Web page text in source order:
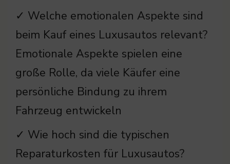
✓ Welche emotionalen Aspekte sind
beim Kauf eines Luxusautos relevant?
Emotionale Aspekte spielen eine
große Rolle, da viele Käufer eine
persönliche Bindung zu ihrem
Fahrzeug entwickeln
✓ Wie hoch sind die typischen
Reparaturkosten für Luxusautos?